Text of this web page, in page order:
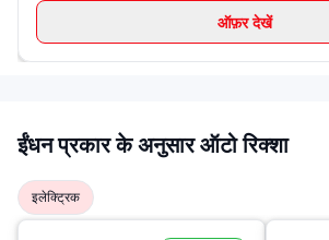
ऑफ़र देखें
ईंधन प्रकार के अनुसार ऑटो रिक्शा
इलेक्ट्रिक